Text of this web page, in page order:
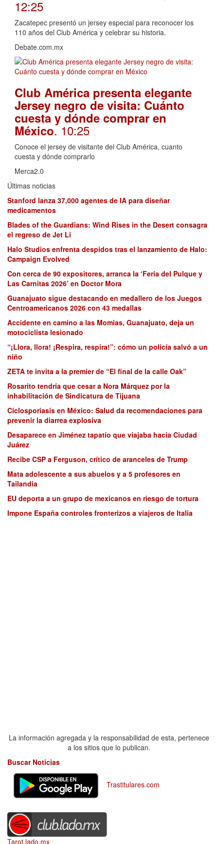
12:25
Zacatepec presentó un jersey especial para reconocer los
110 años del Club América y celebrar su historia.
Debate.com.mx
Club América presenta elegante
Jersey negro de visita: Cuánto
cuesta y dónde comprar en
México. 10:25
Conoce el jersey de visitante del Club América, cuanto
cuesta y dónde comprarlo
Merca2.0
Últimas noticias
Stanford lanza 37,000 agentes de IA para diseñar
medicamentos
Blades of the Guardians: Wind Rises in the Desert consagra
el regreso de Jet Li
Halo Studios enfrenta despidos tras el lanzamiento de Halo:
Campaign Evolved
Con cerca de 90 expositores, arranca la ‘Feria del Pulque y
Las Carnitas 2026’ en Doctor Mora
Guanajuato sigue destacando en medallero de los Juegos
Centroamericanos 2026 con 43 medallas
Accidente en camino a las Momias, Guanajuato, deja un
motociclista lesionado
“¡Llora, llora! ¡Respira, respira!”: cómo un policía salvó a un
niño
ZETA te invita a la premier de “El final de la calle Oak”
Rosarito tendría que cesar a Nora Márquez por la
inhabilitación de Sindicatura de Tijuana
Ciclosporiasis en México: Salud da recomendaciones para
prevenir la diarrea explosiva
Desaparece en Jiménez tapatío que viajaba hacia Ciudad
Juárez
Recibe CSP a Ferguson, crítico de aranceles de Trump
Mata adolescente a sus abuelos y a 5 profesores en
Tailandia
EU deporta a un grupo de mexicanos en riesgo de tortura
Impone España controles fronterizos a viajeros de Italia
La información agregada y la responsabilidad de esta, pertenece
a los sitios que lo publican.
Buscar Noticias
Trastitulares.com
Tarot.lado.mx